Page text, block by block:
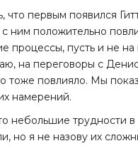
что первым появился
ним положительно
процессы, пусть и не на
на переговоры с
тоже повлияло. Мы
намерений.
небольшие трудности в
но я не назову их